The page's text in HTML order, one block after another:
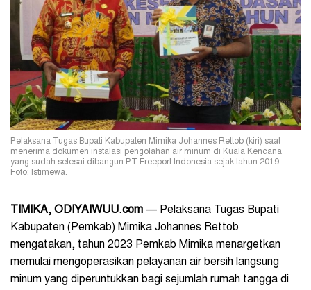
Pelaksana Tugas Bupati Kabupaten Mimika Johannes Rettob (kiri) saat
menerima dokumen instalasi pengolahan air minum di Kuala Kencana
yang sudah selesai dibangun PT Freeport Indonesia sejak tahun 2019.
Foto: Istimewa.
TIMIKA, ODIYAIWUU.com — Pelaksana Tugas Bupati
Kabupaten (Pemkab) Mimika Johannes Rettob
mengatakan, tahun 2023 Pemkab Mimika menargetkan
memulai mengoperasikan pelayanan air bersih langsung
minum yang diperuntukkan bagi sejumlah rumah tangga di